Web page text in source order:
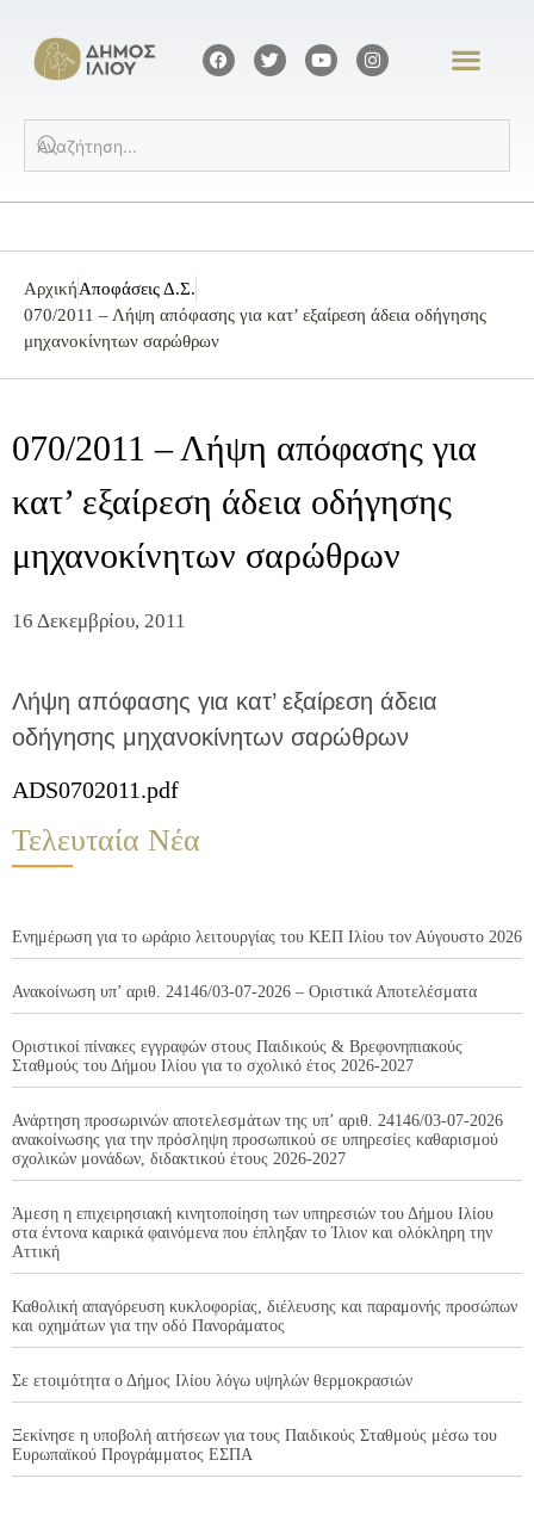
ΑρχικήΑποφάσεις Δ.Σ.
070/2011 – Λήψη απόφασης για κατ’ εξαίρεση άδεια οδήγησης
μηχανοκίνητων σαρώθρων
070/2011 – Λήψη απόφασης για
κατ’ εξαίρεση άδεια οδήγησης
μηχανοκίνητων σαρώθρων
16 Δεκεμβρίου, 2011
Λήψη απόφασης για κατ’ εξαίρεση άδεια
οδήγησης μηχανοκίνητων σαρώθρων
ADS0702011.pdf
Τελευταία Νέα
Ενημέρωση για το ωράριο λειτουργίας του ΚΕΠ Ιλίου τον Αύγουστο 2026
Ανακοίνωση υπ’ αριθ. 24146/03-07-2026 – Οριστικά Αποτελέσματα
Οριστικοί πίνακες εγγραφών στους Παιδικούς & Βρεφονηπιακούς
Σταθμούς του Δήμου Ιλίου για το σχολικό έτος 2026-2027
Ανάρτηση προσωρινών αποτελεσμάτων της υπ’ αριθ. 24146/03-07-2026
ανακοίνωσης για την πρόσληψη προσωπικού σε υπηρεσίες καθαρισμού
σχολικών μονάδων, διδακτικού έτους 2026-2027
Άμεση η επιχειρησιακή κινητοποίηση των υπηρεσιών του Δήμου Ιλίου
στα έντονα καιρικά φαινόμενα που έπληξαν το Ίλιον και ολόκληρη την
Αττική
Καθολική απαγόρευση κυκλοφορίας, διέλευσης και παραμονής προσώπων
και οχημάτων για την οδό Πανοράματος
Σε ετοιμότητα ο Δήμος Ιλίου λόγω υψηλών θερμοκρασιών
Ξεκίνησε η υποβολή αιτήσεων για τους Παιδικούς Σταθμούς μέσω του
Ευρωπαϊκού Προγράμματος ΕΣΠΑ